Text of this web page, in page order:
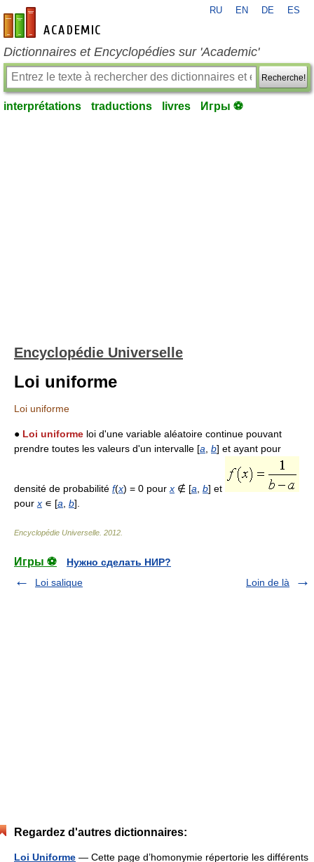
fr-academic.com
RU EN DE ES
Dictionnaires et Encyclopédies sur 'Academic'
Recherche!
interprétations traductions livres Игры ⚽
Encyclopédie Universelle
Loi uniforme
Loi uniforme
● Loi uniforme loi d'une variable aléatoire continue pouvant
prendre toutes les valeurs d'un intervalle [a b] et ayant pour
densité de probabilité f(x) = 0 pour x ∉ [a b] et
pour x ∊ [a b].
Encyclopédie Universelle 2012
Игры ⚽
Нужно сделать НИР?
Loi salique
Loin de là
Regardez d'autres dictionnaires:
Loi Uniforme — Cette page d’homonymie répertorie les différents